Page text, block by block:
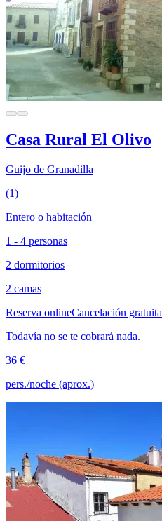
Casa Rural El Olivo
Guijo de Granadilla
(1)
Entero o habitación
1 - 4 personas
2 dormitorios
2 camas
Reserva onlineCancelación gratuita
Todavía no se te cobrará nada.
36 €
pers./noche (aprox.)